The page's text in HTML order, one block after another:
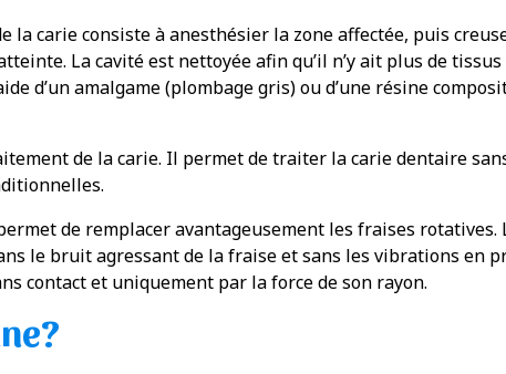
carie consiste à anesthésier la zone affectée, puis
La cavité est nettoyée afin qu’il n’y ait plus de
d’un amalgame (plombage gris) ou d’une résine
de la carie. Il permet de traiter la carie dentaire
de remplacer avantageusement les fraises
le bruit agressant de la fraise et sans les vibrations en
contact et uniquement par la force de son rayon.